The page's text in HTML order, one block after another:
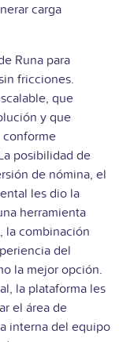
carga
Runa para
fricciones.
que
y que
conforme
posibilidad de
de nómina, el
les dio la
herramienta
la combinación
del
la mejor opción.
la plataforma les
el área de
interna del equipo